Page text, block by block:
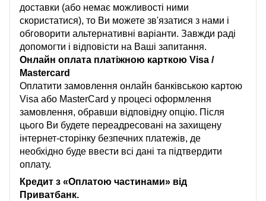
доставки (або немає можливості ними
скористатися), то Ви можете зв'язатися з нами і
обговорити альтернативні варіанти. Завжди раді
допомогти і відповісти на Ваші запитання.
Онлайн оплата платіжною карткою Visa /
Mastercard
Оплатити замовлення онлайн банківською картою
Visa або MasterCard у процесі оформлення
замовлення, обравши відповідну опцію. Після
цього Ви будете переадресовані на захищену
інтернет-сторінку безпечних платежів, де
необхідно буде ввести всі дані та підтвердити
оплату.
Кредит з «Оплатою частинами» від
Приватбанк.